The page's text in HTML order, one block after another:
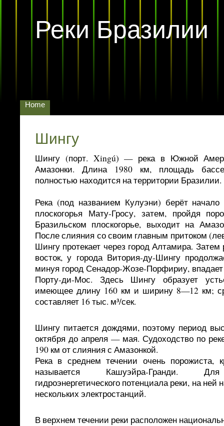
Реки Бразилии
Home
Шингу
Шингу (порт. Xingú) — река в Южной
Амазонки. Длина 1980 км, площадь
полностью находится на территории Бразилии.
Река (под названием Кулуэни) берёт начало
плоскогорья Мату-Гросу, затем, пройдя
Бразильском плоскогорье, выходит на
После слияния со своим главным притоком
Шингу протекает через город Алтамира. Затем
восток, у города Витория-ду-Шингу
минуя город Сенадор-Жозе-Порфириу,
Порту-ди-Мос. Здесь Шингу образует
имеющее длину 160 км и ширину 8—12 км;
составляет 16 тыс. м³/сек.
Шингу питается дождями, поэтому период
октября до апреля — мая. Судоходство по
190 км от слияния с Амазонкой.
Река в среднем течении очень порожиста,
называется Кашуэйра-Гранди. Для
гидроэнергетического потенциала реки, на ней
нескольких электростанций.
В верхнем течении реки расположен